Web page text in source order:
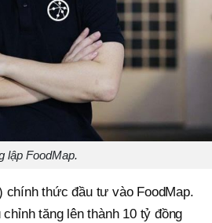
lập FoodMap.
chính thức đầu tư vào FoodMap.
tăng lên thành 10 tỷ đồng